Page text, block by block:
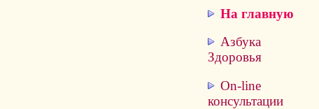
На главную
Азбука
Здоровья
On-line
консультации